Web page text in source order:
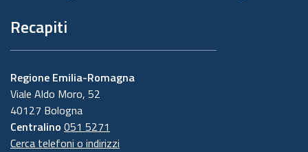
Recapiti
Regione Emilia-Romagna
Viale Aldo Moro, 52
40127 Bologna
Centralino 051 5271
Cerca telefoni o indirizzi